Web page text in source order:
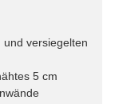
und versiegelten
5 cm